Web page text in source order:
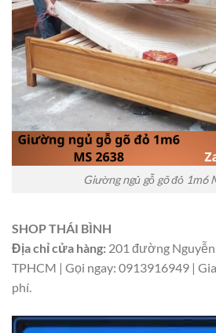
Giường ngủ gỗ gõ đỏ 1m6
SHOP THÁI BÌNH
Địa chỉ cửa hàng: 201 đường Nguyễn
TPHCM | Gọi ngay: 0913916949 |
phí.